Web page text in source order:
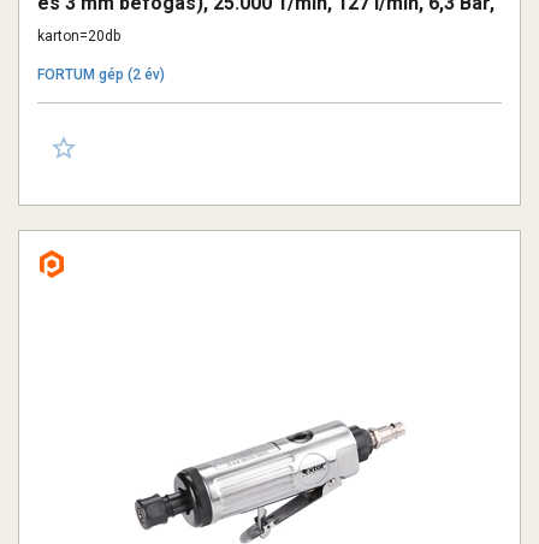
1/4" csatl., 0,7 kg
karton=20db
FORTUM gép (2 év)